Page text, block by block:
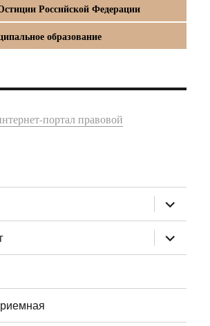
Российской Федерации
образование
портал правовой
раскрыть
дочернее
меню
раскрыть
дочернее
меню